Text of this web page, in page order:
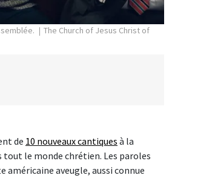
The Church of Jesus Christ of
de 10 nouveaux cantiques à la
tout le monde chrétien. Les paroles
américaine aveugle, aussi connue